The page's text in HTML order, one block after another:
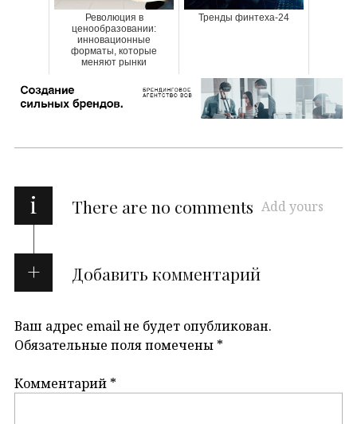
Революция в
ценообразовании:
инновационные
форматы, которые
меняют рынки
Тренды финтеха-24
i There are no comments Add yours
Добавить комментарий
Ваш адрес email не будет опубликован.
Обязательные поля помечены *
Комментарий *